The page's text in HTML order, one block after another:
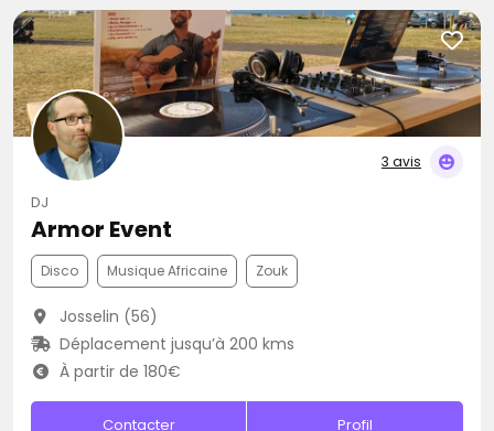
3 avis
DJ
Armor Event
Disco Musique Africaine Zouk
Josselin (56)
Déplacement jusqu’à 200 kms
À partir de 180€
Contacter Profil